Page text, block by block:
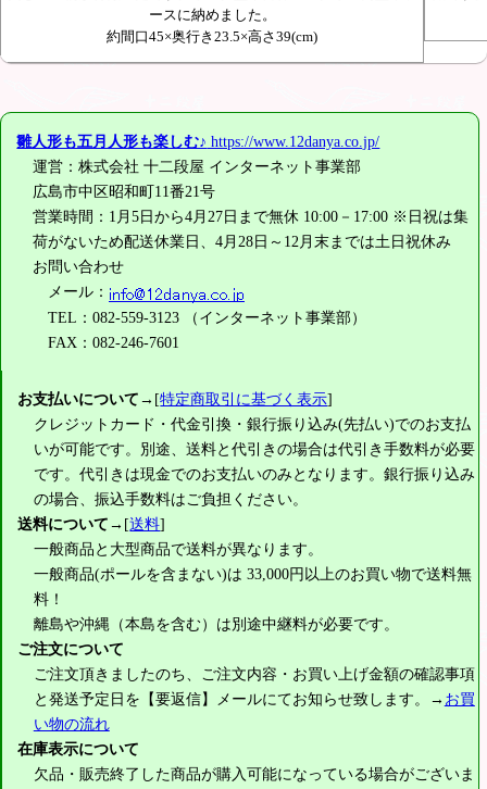
ースに納めました。
約間口45×奥行き23.5×高さ39(cm)
雛人形も五月人形も楽しむ♪ https://www.12danya.co.jp/
運営：株式会社 十二段屋 インターネット事業部
広島市中区昭和町11番21号
営業時間：1月5日から4月27日まで無休 10:00－17:00 ※日祝は集
荷がないため配送休業日、4月28日～12月末までは土日祝休み
お問い合わせ
メール：
TEL：082-559-3123 （インターネット事業部）
FAX：082-246-7601
お支払いについて→[特定商取引に基づく表示]
クレジットカード・代金引換・銀行振り込み(先払い)でのお支払
いが可能です。別途、送料と代引きの場合は代引き手数料が必要
です。代引きは現金でのお支払いのみとなります。銀行振り込み
の場合、振込手数料はご負担ください。
送料について→[送料]
一般商品と大型商品で送料が異なります。
一般商品(ポールを含まない)は 33,000円 以上のお買い物で送料無
料！
離島や沖縄（本島を含む）は別途中継料が必要です。
ご注文について
ご注文頂きましたのち、ご注文内容・お買い上げ金額の確認事項
と発送予定日を【要返信】メールにてお知らせ致します。→ お買
い物の流れ
在庫表示について
欠品・販売終了した商品が購入可能になっている場合がございま